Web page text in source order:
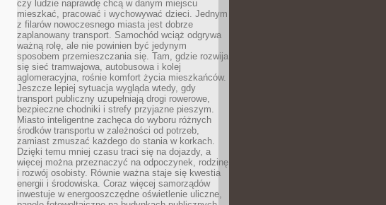
czy ludzie naprawdę chcą w danym miejscu
mieszkać, pracować i wychowywać dzieci. Jednym
z filarów nowoczesnego miasta jest dobrze
zaplanowany transport. Samochód wciąż odgrywa
ważną rolę, ale nie powinien być jedynym
sposobem przemieszczania się. Tam, gdzie rozwija
się sieć tramwajowa, autobusowa i kolej
aglomeracyjna, rośnie komfort życia mieszkańców.
Jeszcze lepiej sytuacja wygląda wtedy, gdy
transport publiczny uzupełniają drogi rowerowe,
bezpieczne chodniki i strefy przyjazne pieszym.
Miasto inteligentne zachęca do wyboru różnych
środków transportu w zależności od potrzeb,
zamiast zmuszać każdego do stania w korkach.
Dzięki temu mniej czasu traci się na dojazdy, a
więcej można przeznaczyć na odpoczynek, rodzinę
i rozwój osobisty. Równie ważna staje się kwestia
energii i środowiska. Coraz więcej samorządów
inwestuje w energooszczędne oświetlenie uliczne,